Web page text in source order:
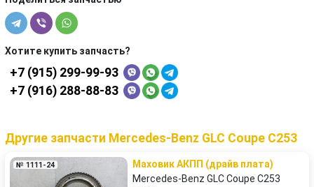
Хотите купить запчасть?
+7 (915) 299-99-93
+7 (916) 288-88-83
Другие запчасти Mercedes-Benz GLC Coupe C253
№ 1111-24
Маховик АКПП (драйв плата)
Mercedes-Benz GLC Coupe C253